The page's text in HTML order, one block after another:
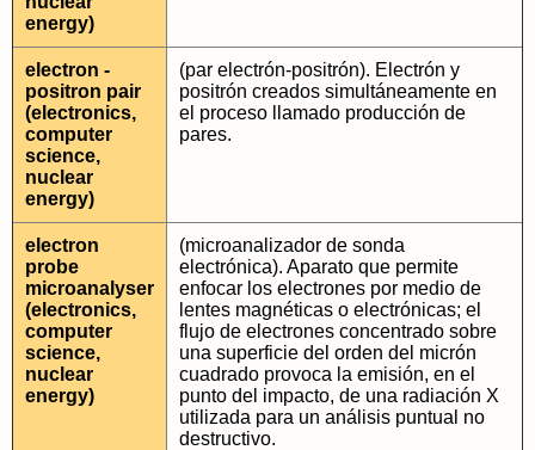
energy)
electron -
positron pair
(electronics,
computer
science,
nuclear
energy)
(par electrón-positrón). Electrón y
positrón creados simultáneamente en
el proceso llamado producción de
pares.
electron
probe
microanalyser
(electronics,
computer
science,
nuclear
energy)
(microanalizador de sonda
electrónica). Aparato que permite
enfocar los electrones por medio de
lentes magnéticas o electrónicas; el
flujo de electrones concentrado sobre
una superficie del orden del micrón
cuadrado provoca la emisión, en el
punto del impacto, de una radiación X
utilizada para un análisis puntual no
destructivo.